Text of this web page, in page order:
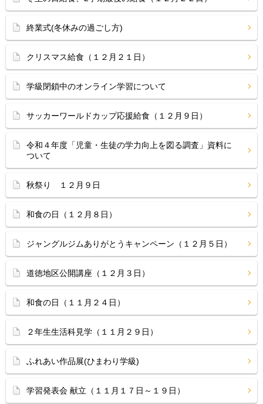
終業式(冬休みの過ごし方)
クリスマス給食（１２月２１日）
学級閉鎖中のオンライン学習について
サッカーワールドカップ応援給食（１２月９日）
令和４年度「児童・生徒の学力向上を図る調査」資料に
ついて
秋祭り １２月９日
和食の日（１２月８日）
ジャングルジムありがとうキャンペーン（１２月５日）
道徳地区公開講座（１２月３日）
和食の日（１１月２４日）
２年生生活科見学（１１月２９日）
ふれあい作品展(ひまわり学級)
学習発表会 献立（１１月１７日～１９日）